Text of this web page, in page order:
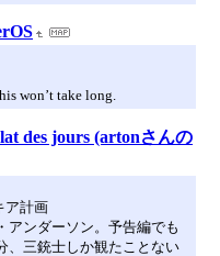
won’t take long.
des jours (artonさんの
ア計画
アンダーソン。予告編でも
、三銃士しか観たことない